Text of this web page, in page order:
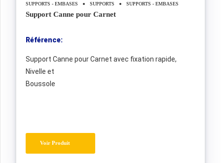
SUPPORTS - EMBASES SUPPORTS SUPPORTS - EMBASES
Support Canne pour Carnet
Référence:
Support Canne pour Carnet avec fixation rapide,
Nivelle et
Boussole
Voir Produit